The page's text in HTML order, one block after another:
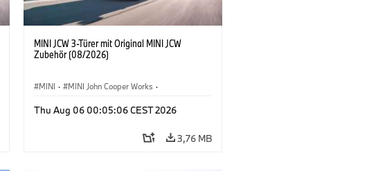
MINI JCW 3-Türer mit Original MINI JCW
Zubehör (08/2026)
MINI · MINI John Cooper Works ·
Sonderausstattungen, Zubehör
Thu Aug 06 00:05:06 CEST 2026
3,76 MB